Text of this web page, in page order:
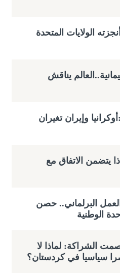
الولايات المتحدة
يناقش
وإيران تغيران
يتضمن الاتفاق مع
البرلماني.. حصن
الوطنية
الشراكة: لماذا لا
سياسيا في كردستان؟